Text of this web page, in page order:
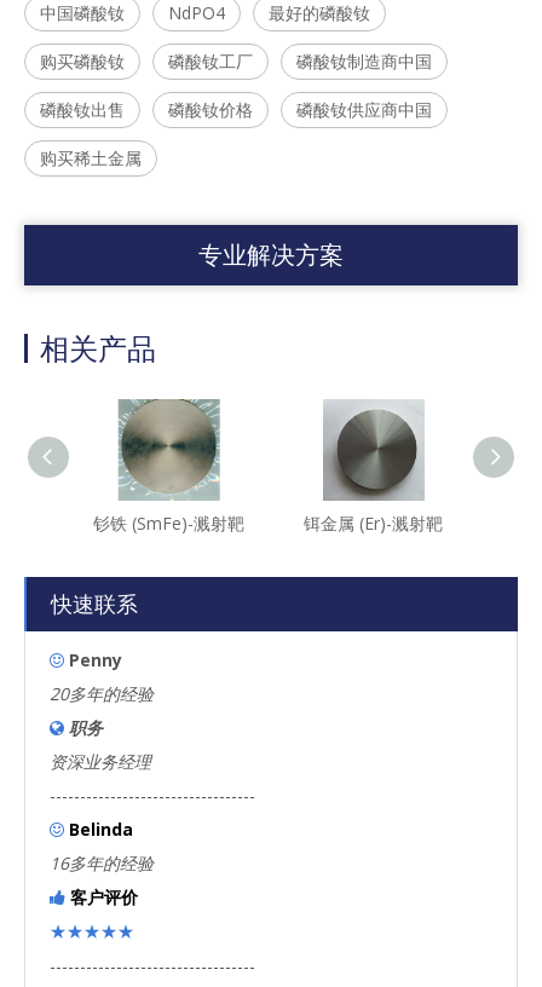
中国磷酸钕 NdPO4 最好的磷酸钕
购买磷酸钕 磷酸钕工厂 磷酸钕制造商中国
磷酸钕出售 磷酸钕价格 磷酸钕供应商中国
购买稀土金属
专业解决方案
相关产品
钐铁 (SmFe)-溅射靶 铒金属 (Er)-溅射靶
快速联系
 Penny
20多年的经验
 职务
资深业务经理
----------------------------------
 Belinda
16多年的经验
 客户评价
★★★★★
----------------------------------